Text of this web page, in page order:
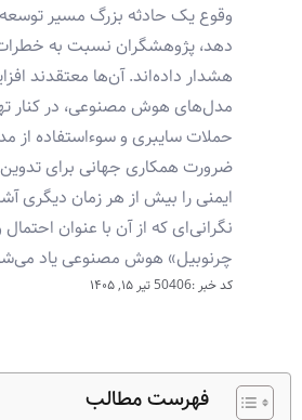
وقوع یک حادثه بزرگ مسیر توسعه
دهد، پژوهشگران نسبت به
هشدار داده‌اند. آن‌ها معتقدند
مدل‌های هوش مصنوعی، در کنار
حملات سایبری و سوءاستفاده از
ضرورت همکاری جهانی برای تدوین
ایمنی را بیش از هر زمان دیگری
نگرانی‌ای که از آن با عنوان
چرنوبیل» هوش مصنوعی یاد
کد خبر :50406 تیر ۱۵, ۱۴۰۵
فهرست مطالب